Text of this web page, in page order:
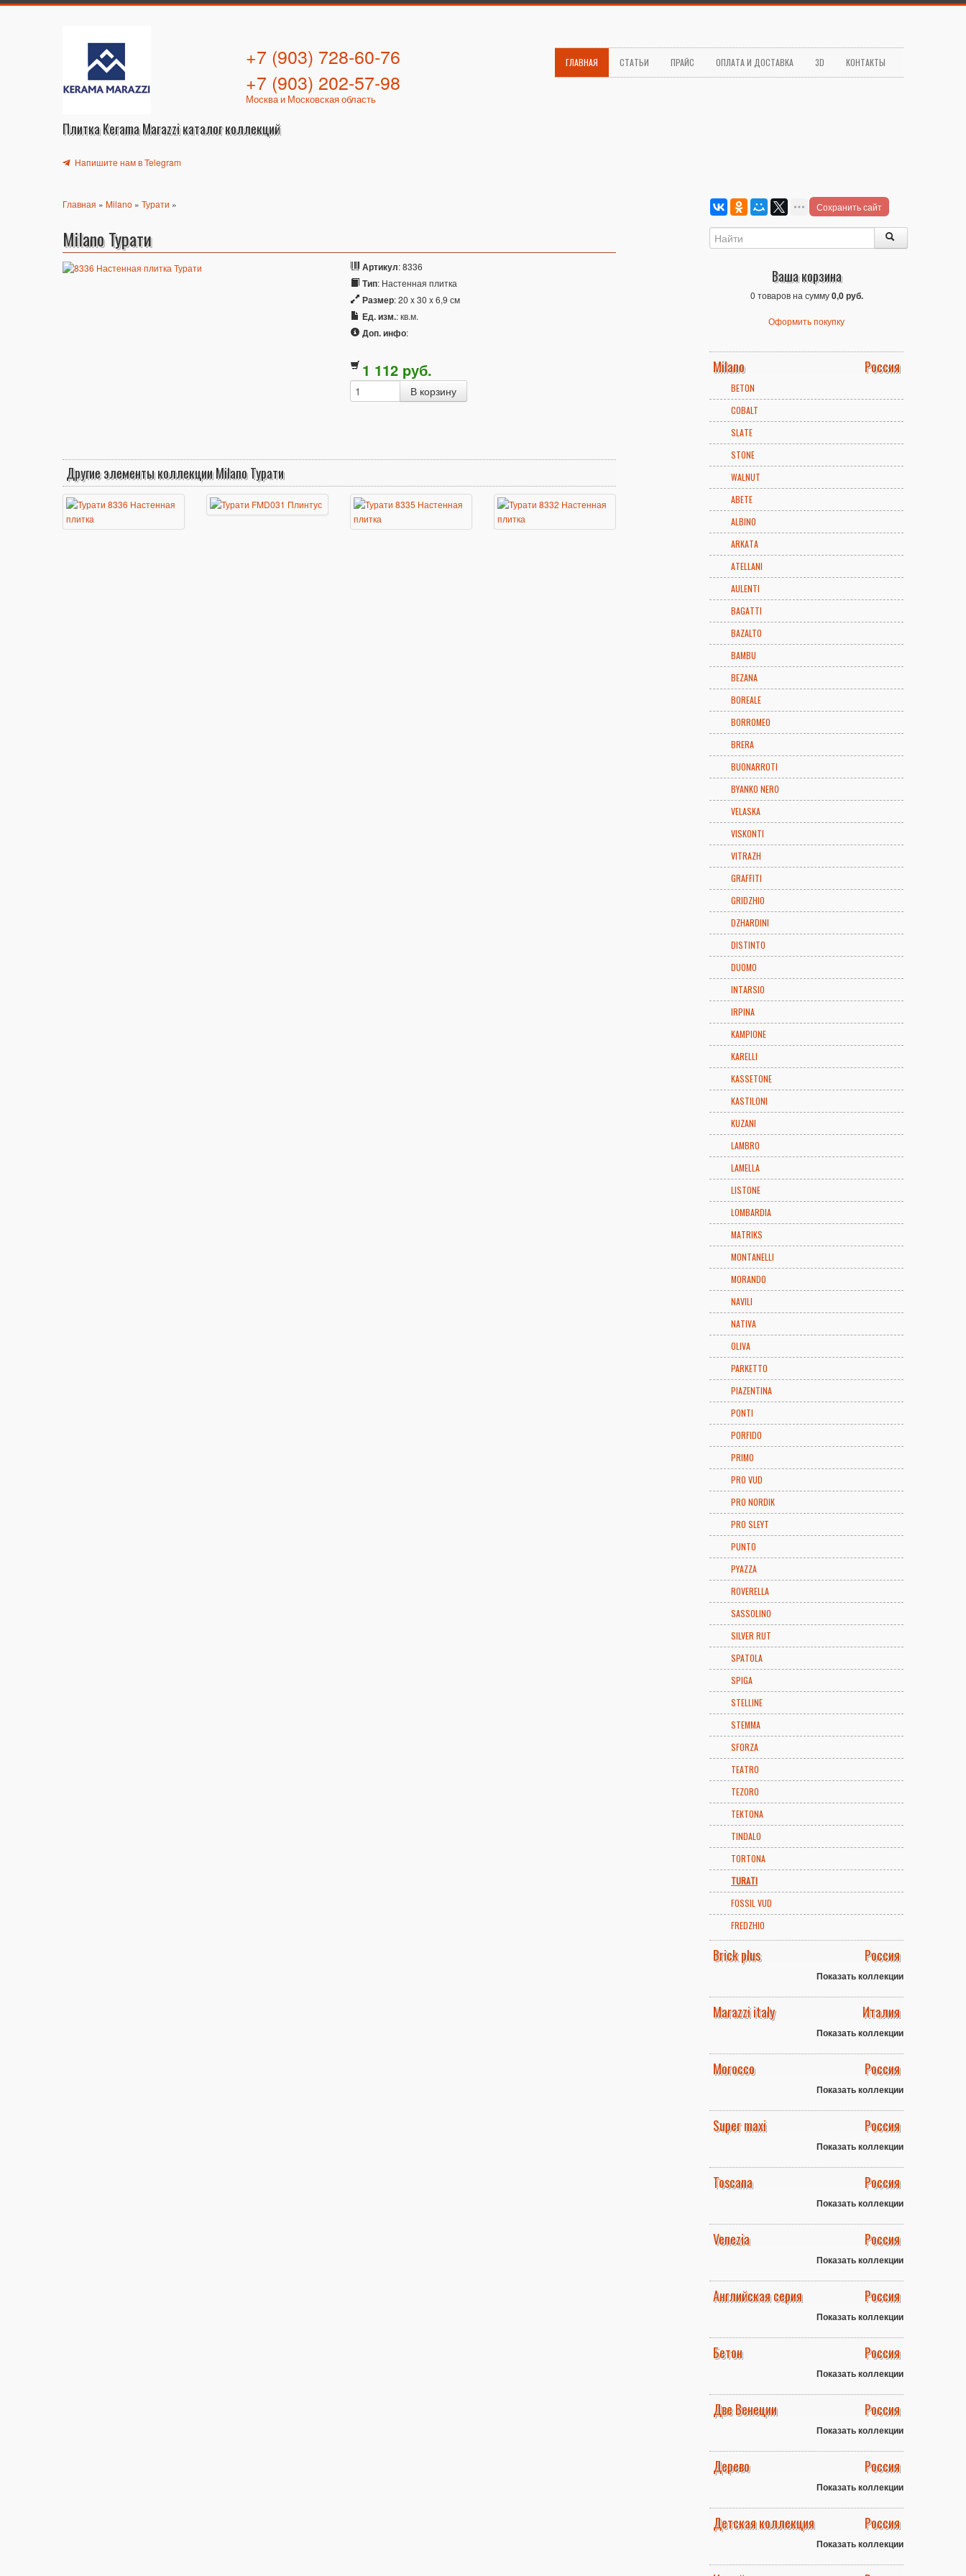
Плитка Kerama Marazzi каталог коллекций
+7 (903) 728-60-76
+7 (903) 202-57-98
Москва и Московская область
Напишите нам в Telegram
ГЛАВНАЯ СТАТЬИ ПРАЙС ОПЛАТА И ДОСТАВКА 3D КОНТАКТЫ
Главная » Milano » Турати »
Milano Турати
Артикул: 8336
Тип: Настенная плитка
Размер: 20 x 30 x 6,9 см
Ед. изм.: кв.м.
Доп. инфо:
1 112 pуб.
Другие элементы коллекции Milano Турати
Сохранить сайт
Ваша корзина
0 товаров на сумму0,0 руб.
Оформить покупку
Milano Россия
BETON
COBALT
SLATE
STONE
WALNUT
ABETE
ALBINO
ARKATA
ATELLANI
AULENTI
BAGATTI
BAZALTO
BAMBU
BEZANA
BOREALE
BORROMEO
BRERA
BUONARROTI
BYANKO NERO
VELASKA
VISKONTI
VITRAZH
GRAFFITI
GRIDZHIO
DZHARDINI
DISTINTO
DUOMO
INTARSIO
IRPINA
KAMPIONE
KARELLI
KASSETONE
KASTILONI
KUZANI
LAMBRO
LAMELLA
LISTONE
LOMBARDIA
MATRIKS
MONTANELLI
MORANDO
NAVILI
NATIVA
OLIVA
PARKETTO
PIAZENTINA
PONTI
PORFIDO
PRIMO
PRO VUD
PRO NORDIK
PRO SLEYT
PUNTO
PYAZZA
ROVERELLA
SASSOLINO
SILVER RUT
SPATOLA
SPIGA
STELLINE
STEMMA
SFORZA
TEATRO
TEZORO
TEKTONA
TINDALO
TORTONA
TURATI
FOSSIL VUD
FREDZHIO
Brick plus Россия
Показать коллекции
Marazzi italy Италия
Показать коллекции
Morocco Россия
Показать коллекции
Super maxi Россия
Показать коллекции
Toscana Россия
Показать коллекции
Venezia Россия
Показать коллекции
Английская серия Россия
Показать коллекции
Бетон Россия
Показать коллекции
Две Венеции Россия
Показать коллекции
Дерево Россия
Показать коллекции
Детская коллекция Россия
Показать коллекции